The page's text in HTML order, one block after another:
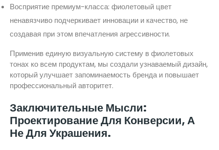
Восприятие премиум-класса: фиолетовый цвет
ненавязчиво подчеркивает инновации и качество, не
создавая при этом впечатления агрессивности.
Применив единую визуальную систему в фиолетовых
тонах ко всем продуктам, мы создали узнаваемый дизайн,
который улучшает запоминаемость бренда и повышает
профессиональный авторитет.
Заключительные Мысли:
Проектирование Для Конверсии, А
Не Для Украшения.